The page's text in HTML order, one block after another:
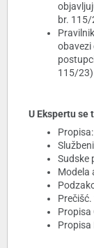
br. 115/
obavezi
115/23)
U Ekspertu se
Propisa:
Sudske
Modela
Propisa
Propisa